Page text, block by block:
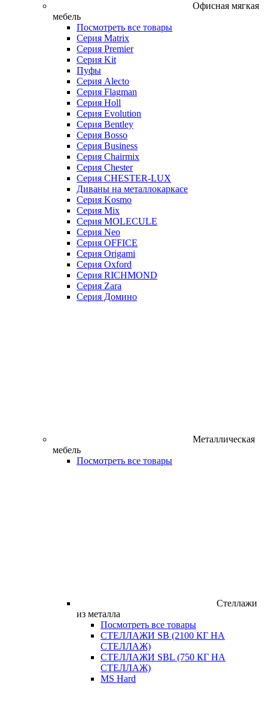
Офисная мягкая
мебель
Посмотреть все товары
Серия Matrix
Серия Premier
Серия Kit
Пуфы
Серия Alecto
Серия Flagman
Серия Holl
Серия Evolution
Серия Bentley
Серия Bosso
Серия Business
Серия Chairmix
Серия Chester
Серия CHESTER-LUX
Диваны на металлокаркасе
Серия Kosmo
Серия Mix
Серия MOLECULE
Серия Neo
Серия OFFICE
Серия Origami
Серия Oxford
Серия RICHMOND
Серия Zara
Серия Домино
Металлическая
мебель
Посмотреть все товары
Стеллажи
из металла
Посмотреть все товары
СТЕЛЛАЖИ SB (2100 КГ НА
СТЕЛЛАЖ)
СТЕЛЛАЖИ SBL (750 КГ НА
СТЕЛЛАЖ)
MS Hard